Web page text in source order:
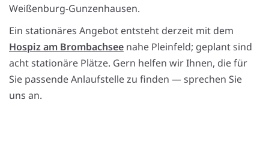
Weißenburg-Gunzenhausen.
Ein stationäres Angebot entsteht derzeit mit dem
Hospiz am Brombachsee nahe Pleinfeld; geplant sind
acht stationäre Plätze. Gern helfen wir Ihnen, die für
Sie passende Anlaufstelle zu finden — sprechen Sie
uns an.